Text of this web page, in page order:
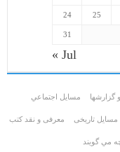
24 25
31
« Jul
و گزارشها مسايل اجتماعي
مسایل تاریخی معرفی و نقد کتب
مي گويند